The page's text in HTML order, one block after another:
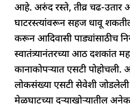
आहे. अरुंद रस्ते, तीव्र चढ-
घाटरस्त्यांवरून सहज धावू
करून आदिवासी पाड्यांसाठीच
स्वातंत्र्यानंतरच्या आठ दशकांत
कानाकोपऱ्यात एसटी
लोकसंख्या एसटी सेवेशी जोडलेली
मेळघाटच्या दऱ्याखोऱ्यातील